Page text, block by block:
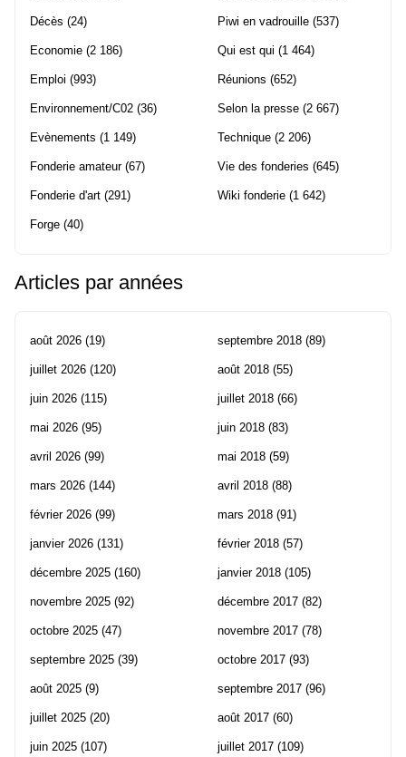
Décès (24)
Economie (2 186)
Emploi (993)
Environnement/C02 (36)
Evènements (1 149)
Fonderie amateur(67)
Fonderie d'art (291)
Forge (40)
Piwi en vadrouille (537)
Qui est qui (1 464)
Réunions (652)
Selon la presse (2 667)
Technique (2 206)
Vie des fonderies (645)
Wiki fonderie (1 642)
Articles par années
août 2026 (19)
juillet 2026 (120)
juin 2026 (115)
mai 2026 (95)
avril 2026 (99)
mars 2026 (144)
février 2026 (99)
janvier 2026 (131)
décembre 2025 (160)
novembre 2025 (92)
octobre 2025 (47)
septembre 2025 (39)
août 2025 (9)
juillet 2025 (20)
juin 2025 (107)
septembre 2018 (89)
août 2018 (55)
juillet 2018 (66)
juin 2018 (83)
mai 2018 (59)
avril 2018 (88)
mars 2018 (91)
février 2018 (57)
janvier 2018 (105)
décembre 2017 (82)
novembre 2017 (78)
octobre 2017 (93)
septembre 2017 (96)
août 2017 (60)
juillet 2017 (109)